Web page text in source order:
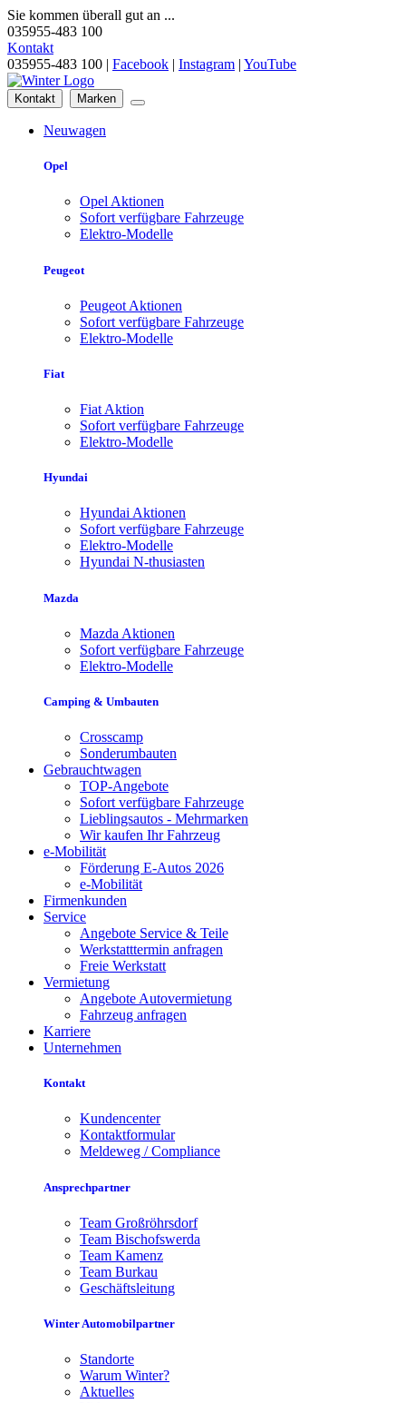
Sie kommen überall gut an ...
035955-483 100
Kontakt
035955-483 100 | Facebook | Instagram | YouTube
Kontakt Marken
Neuwagen
Opel
Opel Aktionen
Sofort verfügbare Fahrzeuge
Elektro-Modelle
Peugeot
Peugeot Aktionen
Sofort verfügbare Fahrzeuge
Elektro-Modelle
Fiat
Fiat Aktion
Sofort verfügbare Fahrzeuge
Elektro-Modelle
Hyundai
Hyundai Aktionen
Sofort verfügbare Fahrzeuge
Elektro-Modelle
Hyundai N-thusiasten
Mazda
Mazda Aktionen
Sofort verfügbare Fahrzeuge
Elektro-Modelle
Camping & Umbauten
Crosscamp
Sonderumbauten
Gebrauchtwagen
TOP-Angebote
Sofort verfügbare Fahrzeuge
Lieblingsautos - Mehrmarken
Wir kaufen Ihr Fahrzeug
e-Mobilität
Förderung E-Autos 2026
e-Mobilität
Firmenkunden
Service
Angebote Service & Teile
Werkstatttermin anfragen
Freie Werkstatt
Vermietung
Angebote Autovermietung
Fahrzeug anfragen
Karriere
Unternehmen
Kontakt
Kundencenter
Kontaktformular
Meldeweg / Compliance
Ansprechpartner
Team Großröhrsdorf
Team Bischofswerda
Team Kamenz
Team Burkau
Geschäftsleitung
Winter Automobilpartner
Standorte
Warum Winter?
Aktuelles